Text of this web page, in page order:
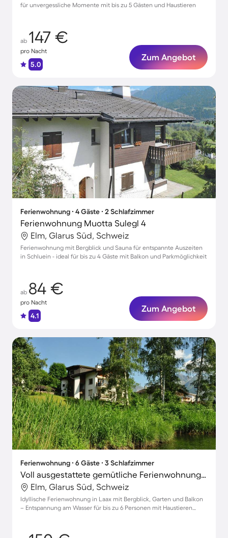
für unvergessliche Momente mit bis zu 5 Gästen und Haustieren
ab 147 €
pro Nacht
5.0
Zum Angebot
Ferienwohnung ∙ 4 Gäste ∙ 2 Schlafzimmer
Ferienwohnung Muotta Sulegl 4
Elm, Glarus Süd, Schweiz
Ferienwohnung mit Bergblick und Sauna für entspannte Auszeiten
in Schluein - ideal für bis zu 4 Gäste mit Balkon und Parkmöglichkeit
ab 84 €
pro Nacht
4.1
Zum Angebot
Ferienwohnung ∙ 6 Gäste ∙ 3 Schlafzimmer
Voll ausgestattete gemütliche Ferienwohnung mit Garten | Naturblick | Haustierfreundlich
Elm, Glarus Süd, Schweiz
Idyllische Ferienwohnung in Laax mit Bergblick, Garten und Balkon
– Entspannung am Wasser für bis zu 6 Personen mit Haustieren